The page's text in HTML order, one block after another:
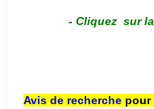
- Cliquez sur
Avis de recherche pour